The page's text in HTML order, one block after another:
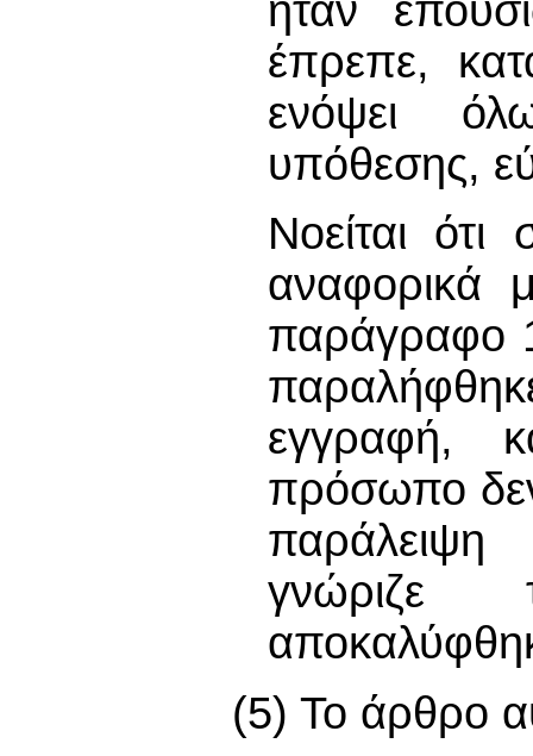
ήταν
έπρεπε,
ενόψει
υπόθεσης,
Νοείται
αναφορικά
παράγραφο
εγγραφή,
πρόσωπο
(5) Το άρθρο